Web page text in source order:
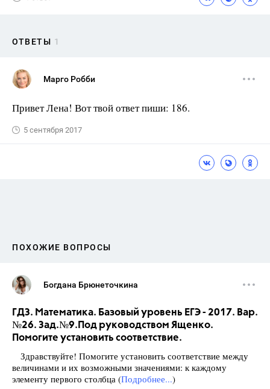
ОТВЕТЫ 1
Марго Робби
Привет Лена! Вот твой ответ пиши: 186.
5 сентября 2017
ПОХОЖИЕ ВОПРОСЫ
Богдана Брюнеточкина
ГДЗ. Математика. Базовый уровень ЕГЭ - 2017. Вар.
№26. Зад.№9.Под руководством Ященко.
Помогите установить соответствие.
Здравствуйте! Помогите установить соответствие между
величинами и их возможными значениями: к каждому
элементу первого столбца (Подробнее...)